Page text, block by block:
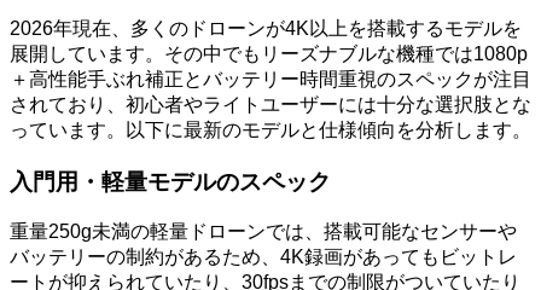
2026年現在、多くのドローンが4K以上を搭載するモデルを
展開しています。その中でもリーズナブルな機種では1080p
＋高性能手ぶれ補正とバッテリー時間重視のスペックが注目
されており、初心者やライトユーザーには十分な選択肢とな
っています。以下に最新のモデルと仕様傾向を分析します。
入門用・軽量モデルのスペック
重量250g未満の軽量ドローンでは、搭載可能なセンサーや
バッテリーの制約があるため、4K録画があってもビットレ
ートが抑えられていたり、30fpsまでの制限がついていたり